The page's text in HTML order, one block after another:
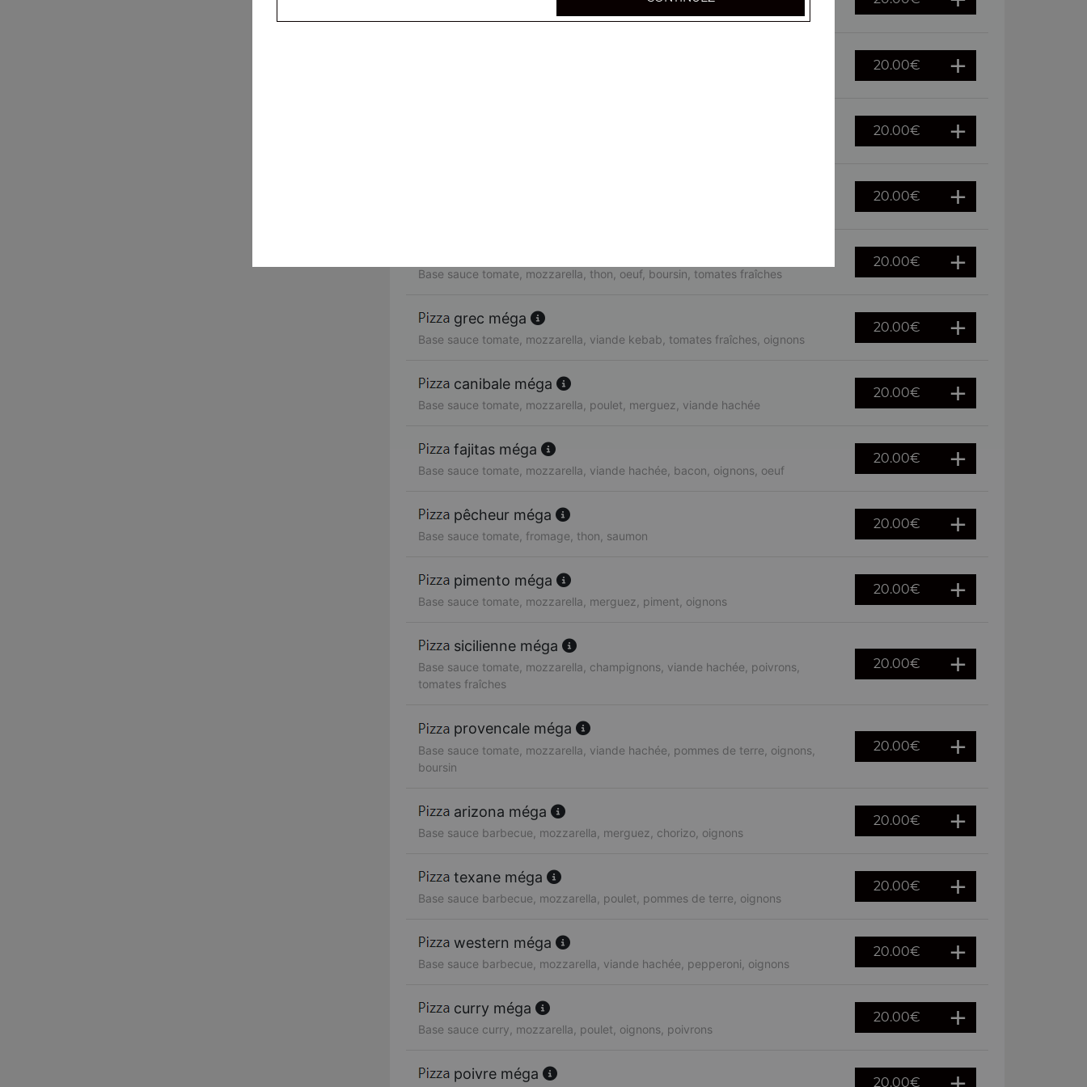
20.00€
20.00€
20.00€
Base sauce tomate, mozzarella, thon, oeuf, boursin, tomates fraîches
20.00€
grec méga
Base sauce tomate, mozzarella, viande kebab, tomates fraîches, oignons
20.00€
canibale méga
Base sauce tomate, mozzarella, poulet, merguez, viande hachée
20.00€
fajitas méga
Base sauce tomate, mozzarella, viande hachée, bacon, oignons, oeuf
20.00€
pêcheur méga
Base sauce tomate, fromage, thon, saumon
20.00€
pimento méga
Base sauce tomate, mozzarella, merguez, piment, oignons
20.00€
sicilienne méga
Base sauce tomate, mozzarella, champignons, viande hachée, poivrons,
tomates fraîches
20.00€
provencale méga
Base sauce tomate, mozzarella, viande hachée, pommes de terre, oignons,
boursin
20.00€
arizona méga
Base sauce barbecue, mozzarella, merguez, chorizo, oignons
20.00€
texane méga
Base sauce barbecue, mozzarella, poulet, pommes de terre, oignons
20.00€
western méga
Base sauce barbecue, mozzarella, viande hachée, pepperoni, oignons
20.00€
curry méga
Base sauce curry, mozzarella, poulet, oignons, poivrons
20.00€
poivre méga
20.00€